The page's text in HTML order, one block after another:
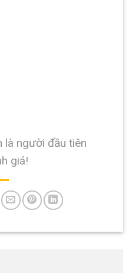
là người đầu tiên
giá!